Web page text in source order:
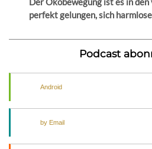
perfekt gelungen, sich
Podcast
Android
by Email